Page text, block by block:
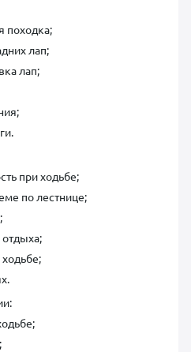
походка;
лап;
лап;
при ходьбе;
по лестнице;